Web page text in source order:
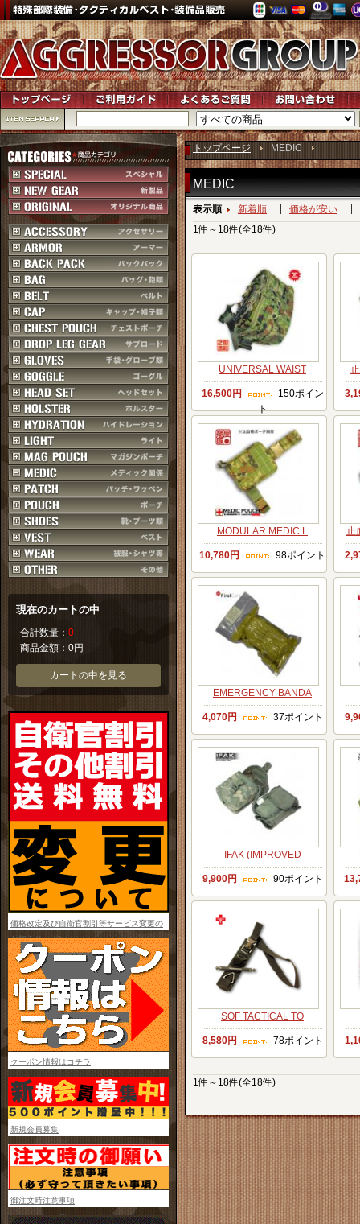
トップページ MEDIC
MEDIC
表示順 新着順
価格が安い
1件～18件(全18件)
UNIVERSAL WAIST
16,500円
150ポイン
ト
MODULAR MEDIC L
10,780円 98ポイント
止
EMERGENCY BANDA
4,070円 37ポイント
IFAK (IMPROVED
9,900円 90ポイント
SOF TACTICAL TO
8,580円 78ポイント
1件～18件(全18件)
現在のカートの中
合計数量： 0
商品金額： 0円
カートの中を見る
価格改定及び自衛官割引等サービス変更の
お知らせ
クーポン情報はコチラ
新規会員募集
御注文時注意事項